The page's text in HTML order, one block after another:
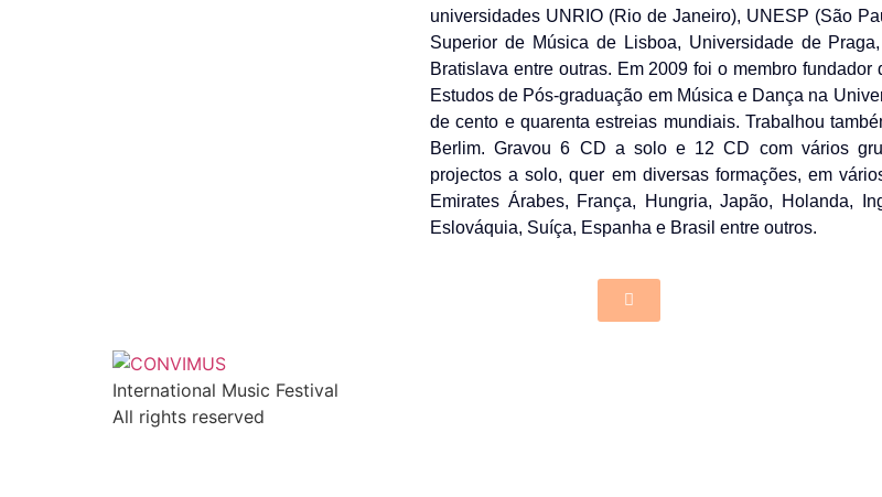
universidades UNRIO (Rio de Janeiro), UNESP (São
Superior de Música de Lisboa, Universidade de
Bratislava entre outras. Em 2009 foi o membro fundador
Estudos de Pós-graduação em Música e Dança na
de cento e quarenta estreias mundiais. Trabalhou
Berlim. Gravou 6 CD a solo e 12 CD com vários
projectos a solo, quer em diversas formações, em
Emirates Árabes, França, Hungria, Japão, Holanda,
Eslováquia, Suíça, Espanha e Brasil entre outros.
International Music Festival
All rights reserved